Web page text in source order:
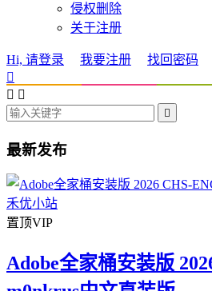
侵权删除
关于注册
Hi, 请登录 我要注册
找回密码

 

最新发布
置顶VIP
Adobe全家桶安装版